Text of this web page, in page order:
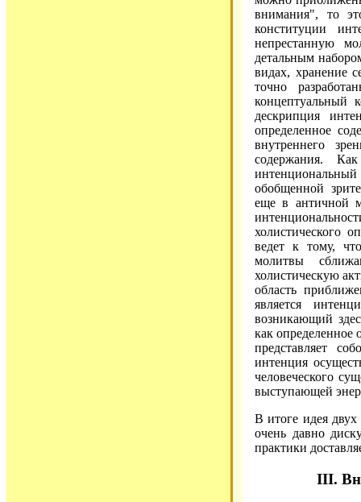
внимания", то
конституции
непрестанную
детальным
видах, хранение
точно
концептуальный
дескрипция
определенное
внутреннего
содержания.
обобщенной
еще в античной
холистического
ведет к тому,
молитвы
холистическую
область
является
возникающий
как определенное
представляет
интенция
человеческого
выступающей
В итоге идея двух
очень давно
практики
III.